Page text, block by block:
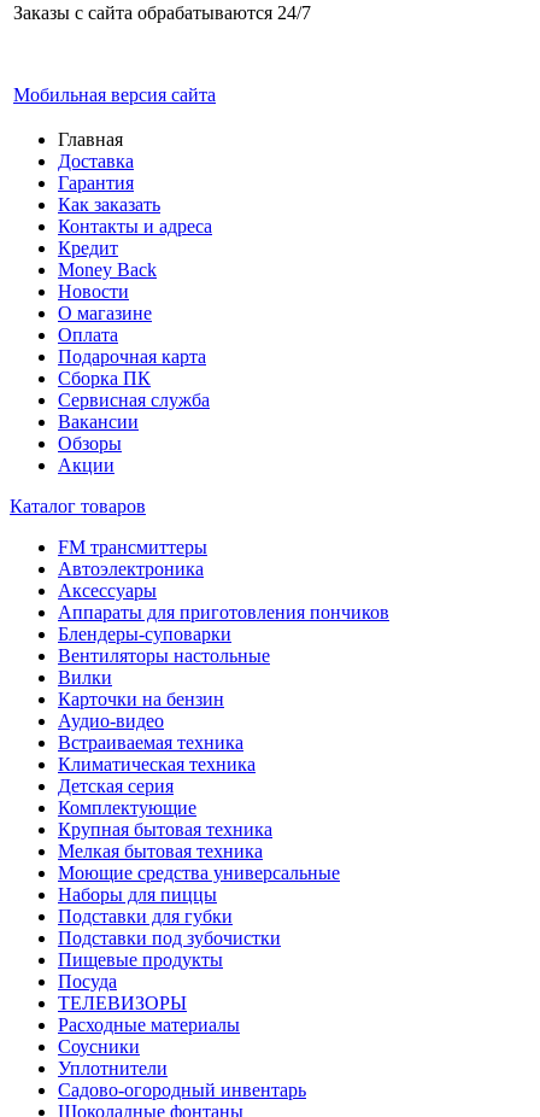
Заказы с сайта обрабатываются 24/7
Мобильная версия сайта
Главная
Доставка
Гарантия
Как заказать
Контакты и адреса
Кредит
Money Back
Новости
О магазине
Оплата
Подарочная карта
Сборка ПК
Сервисная служба
Вакансии
Обзоры
Акции
Каталог товаров
FM трансмиттеры
Автоэлектроника
Аксессуары
Аппараты для приготовления пончиков
Блендеры-суповарки
Вентиляторы настольные
Вилки
Карточки на бензин
Аудио-видео
Встраиваемая техника
Климатическая техника
Детская серия
Комплектующие
Крупная бытовая техника
Мелкая бытовая техника
Моющие средства универсальные
Наборы для пиццы
Подставки для губки
Подставки под зубочистки
Пищевые продукты
Посуда
ТЕЛЕВИЗОРЫ
Расходные материалы
Соусники
Уплотнители
Садово-огородный инвентарь
Шоколадные фонтаны